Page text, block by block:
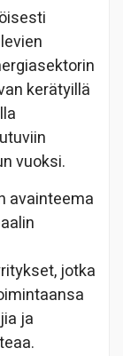
kerätyillä
vuoksi.
avainteema
jotka
ja